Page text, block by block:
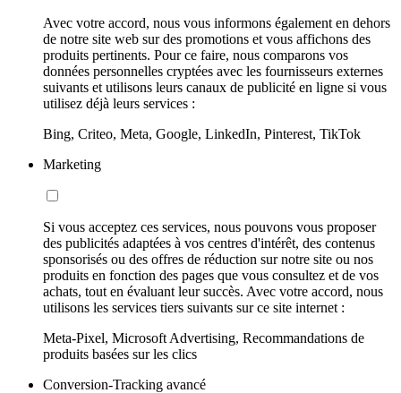
Avec votre accord, nous vous informons également en dehors
de notre site web sur des promotions et vous affichons des
produits pertinents. Pour ce faire, nous comparons vos
données personnelles cryptées avec les fournisseurs externes
suivants et utilisons leurs canaux de publicité en ligne si vous
utilisez déjà leurs services :
Bing, Criteo, Meta, Google, LinkedIn, Pinterest, TikTok
Marketing
Si vous acceptez ces services, nous pouvons vous proposer
des publicités adaptées à vos centres d'intérêt, des contenus
sponsorisés ou des offres de réduction sur notre site ou nos
produits en fonction des pages que vous consultez et de vos
achats, tout en évaluant leur succès. Avec votre accord, nous
utilisons les services tiers suivants sur ce site internet :
Meta-Pixel, Microsoft Advertising, Recommandations de
produits basées sur les clics
Conversion-Tracking avancé